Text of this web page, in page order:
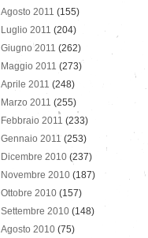
Agosto 2011 (155)
Luglio 2011 (204)
Giugno 2011 (262)
Maggio 2011 (273)
Aprile 2011 (248)
Marzo 2011 (255)
Febbraio 2011 (233)
Gennaio 2011 (253)
Dicembre 2010 (237)
Novembre 2010 (187)
Ottobre 2010 (157)
Settembre 2010 (148)
Agosto 2010 (75)